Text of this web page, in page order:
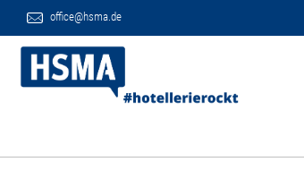
office@hsma.de